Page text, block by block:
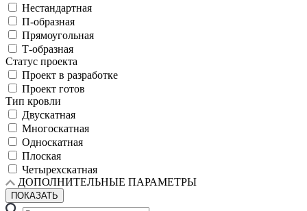
Нестандартная
П-образная
Прямоугольная
Т-образная
Статус проекта
Проект в разработке
Проект готов
Тип кровли
Двускатная
Многоскатная
Односкатная
Плоская
Четырехскатная
ДОПОЛНИТЕЛЬНЫЕ ПАРАМЕТРЫ
ПОКАЗАТЬ